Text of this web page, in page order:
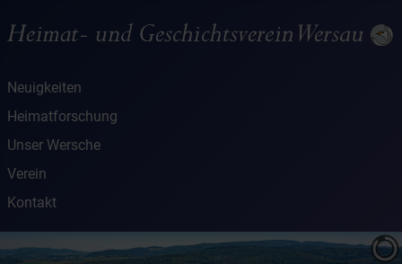
Neuigkeiten
Heimatforschung
Unser Wersche
Verein
Kontakt